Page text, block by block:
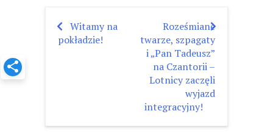
Nawigacja
Witamy na
pokładzie!
Roześmiane
twarze, szpagaty
i „Pan Tadeusz”
na Czantorii –
Lotnicy zaczęli
wyjazd
integracyjny!